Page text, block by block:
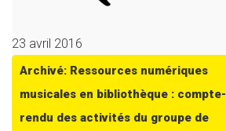
23 avril 2016
Archivé: Ressources numériques
musicales en bibliothèque : compte-
rendu des activités du groupe de